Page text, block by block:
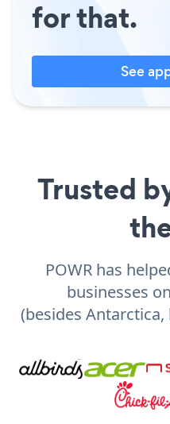
for that.
See
Trusted
POWR has
businesses
(besides